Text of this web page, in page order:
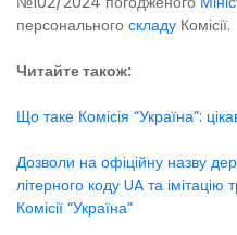
персонального складу Комісії.
Читайте також:
Що таке Комісія “Україна”:
Дозволи на офіційну назву
літерного коду UA та
Комісії “Україна”